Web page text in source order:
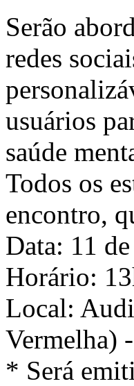
Serão
redes
usuários
saúde
Todos os
encontro,
Data: 11
Horário:
Local:
Vermelha)
* Será